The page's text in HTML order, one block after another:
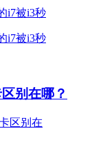
别在哪？